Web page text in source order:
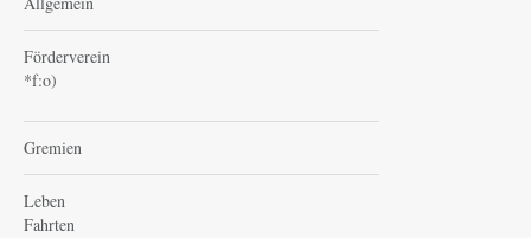
Förderverein
*f:o)
Gremien
Leben
Fahrten